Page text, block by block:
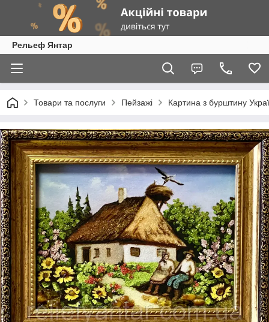
Рельеф Янтар
Товари та послуги Пейзажі Картина з бурштину